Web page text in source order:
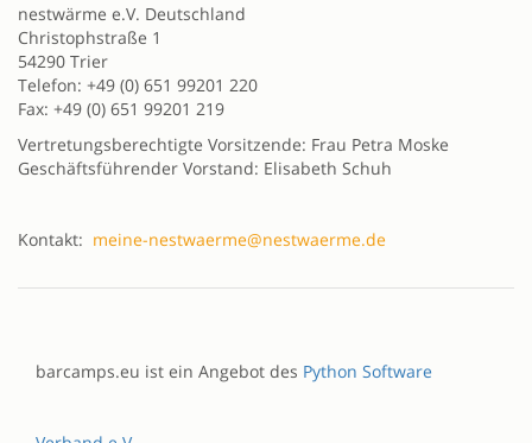
nestwärme e.V. Deutschland
Christophstraße 1
54290 Trier
Telefon: +49 (0) 651 99201 220
Fax: +49 (0) 651 99201 219
Vertretungsberechtigte Vorsitzende: Frau Petra Moske
Geschäftsführender Vorstand: Elisabeth Schuh
Kontakt: meine-nestwaerme@nestwaerme.de
barcamps.eu ist ein Angebot des Python Software